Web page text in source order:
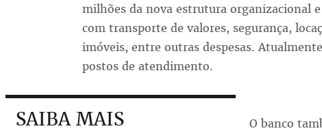
milhões da nova estrutura organizacional
com transporte de valores, segurança,
imóveis, entre outras despesas.
postos de atendimento.
SAIBA MAIS
O banco